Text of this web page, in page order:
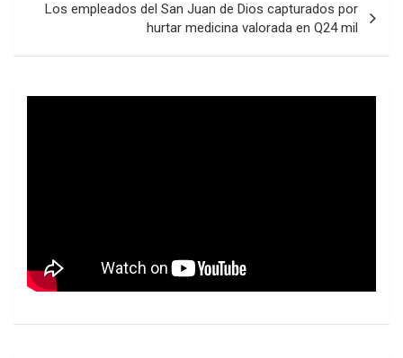
Los empleados del San Juan de Dios capturados por
hurtar medicina valorada en Q24 mil